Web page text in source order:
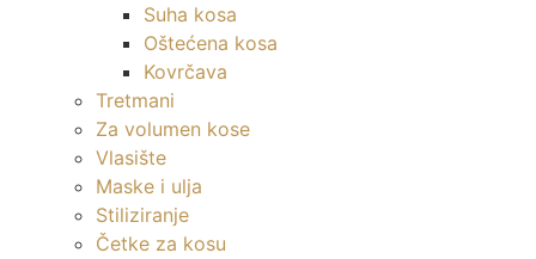
Suha kosa
Oštećena kosa
Kovrčava
Tretmani
Za volumen kose
Vlasište
Maske i ulja
Stiliziranje
Četke za kosu